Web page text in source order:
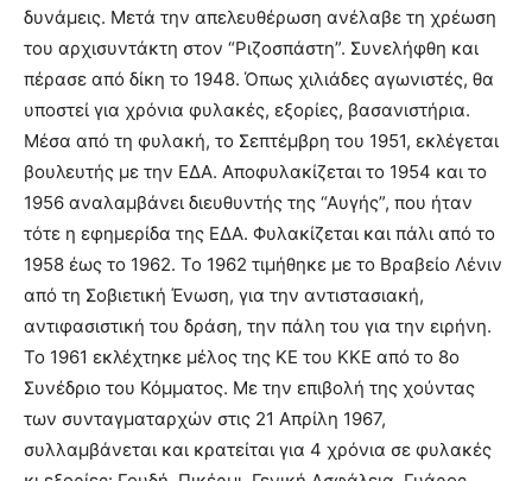
δυνάμεις. Μετά την απελευθέρωση ανέλαβε τη χρέωση
του αρχισυντάκτη στον “Ριζοσπάστη”. Συνελήφθη και
πέρασε από δίκη το 1948. Όπως χιλιάδες αγωνιστές, θα
υποστεί για χρόνια φυλακές, εξορίες, βασανιστήρια.
Μέσα από τη φυλακή, το Σεπτέμβρη του 1951, εκλέγεται
βουλευτής με την ΕΔΑ. Αποφυλακίζεται το 1954 και το
1956 αναλαμβάνει διευθυντής της “Αυγής”, που ήταν
τότε η εφημερίδα της ΕΔΑ. Φυλακίζεται και πάλι από το
1958 έως το 1962. Το 1962 τιμήθηκε με το Βραβείο Λένιν
από τη Σοβιετική Ένωση, για την αντιστασιακή,
αντιφασιστική του δράση, την πάλη του για την ειρήνη.
Το 1961 εκλέχτηκε μέλος της ΚΕ του ΚΚΕ από το 8ο
Συνέδριο του Κόμματος. Με την επιβολή της χούντας
των συνταγματαρχών στις 21 Απρίλη 1967,
συλλαμβάνεται και κρατείται για 4 χρόνια σε φυλακές